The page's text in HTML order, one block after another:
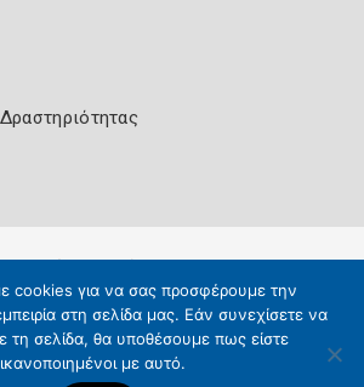
cookies για να σας προσφέρουμε την
στη σελίδα μας. Εάν συνεχίσετε να
τη σελίδα, θα υποθέσουμε πως είστε
ικανοποιημένοι με αυτό.
2026 Knowledge A.E.